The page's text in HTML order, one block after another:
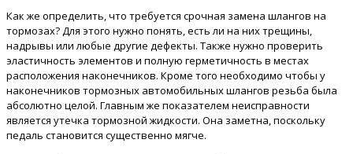
Как же определить, что требуется срочная замена шлангов на
тормозах? Для этого нужно понять, есть ли на них трещины,
надрывы или любые другие дефекты. Также нужно проверить
эластичность элементов и полную герметичность в местах
расположения наконечников. Кроме того необходимо чтобы у
наконечников тормозных автомобильных шлангов резьба была
абсолютно целой. Главным же показателем неисправности
является утечка тормозной жидкости. Она заметна, поскольку
педаль становится существенно мягче.